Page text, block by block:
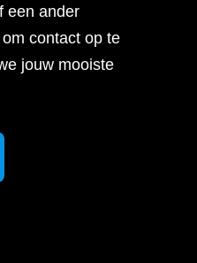
een ander
contact op te
jouw mooiste